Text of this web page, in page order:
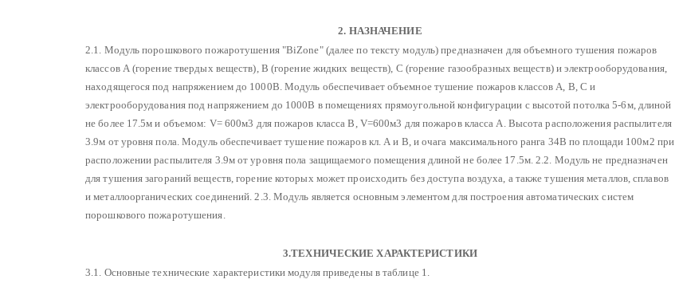
2. НАЗНАЧЕНИЕ
2.1. Модуль порошкового пожаротушения "BiZone" (далее по тексту модуль) предназначен для объемного тушения пожаров
классов А (горение твердых веществ), В (горение жидких веществ), С (горение газообразных веществ) и электрооборудования,
находящегося под напряжением до 1000В. Модуль обеспечивает объемное тушение пожаров классов А, В, С и
электрооборудования под напряжением до 1000В в помещениях прямоугольной конфигурации с высотой потолка 5-6м, длиной
не более 17.5м и объемом: V= 600м3 для пожаров класса В, V=600м3 для пожаров класса А. Высота расположения распылителя
3.9м от уровня пола. Модуль обеспечивает тушение пожаров кл. А и В, и очага максимального ранга 34В по площади 100м2 при
расположении распылителя 3.9м от уровня пола защищаемого помещения длиной не более 17.5м. 2.2. Модуль не предназначен
для тушения загораний веществ, горение которых может происходить без доступа воздуха, а также тушения металлов, сплавов
и металлоорганических соединений. 2.3. Модуль является основным элементом для построения автоматических систем
порошкового пожаротушения.
3.ТЕХНИЧЕСКИЕ ХАРАКТЕРИСТИКИ
3.1. Основные технические характеристики модуля приведены в таблице 1.